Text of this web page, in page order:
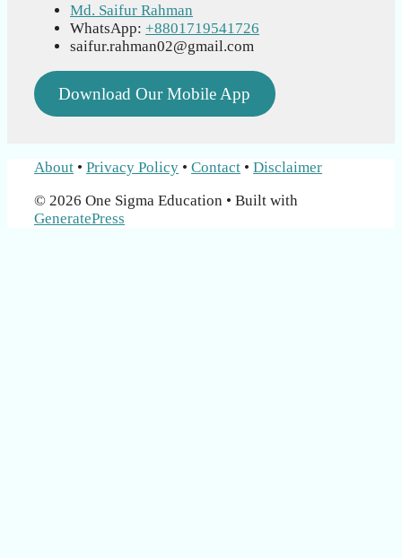
Md. Saifur Rahman
WhatsApp: +8801719541726
saifur.rahman02@gmail.com
Download Our Mobile App
About • Privacy Policy • Contact • Disclaimer
© 2026 One Sigma Education • Built with
GeneratePress